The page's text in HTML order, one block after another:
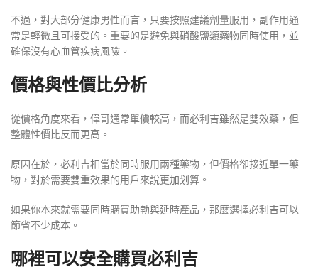
不過，對大部分健康男性而言，只要按照建議劑量服用，副作用通
常是輕微且可接受的。重要的是避免與硝酸鹽類藥物同時使用，並
確保沒有心血管疾病風險。
價格與性價比分析
從價格角度來看，偉哥通常單價較高，而必利吉雖然是雙效藥，但
整體性價比反而更高。
原因在於，必利吉相當於同時服用兩種藥物，但價格卻接近單一藥
物，對於需要雙重效果的用戶來說更加划算。
如果你本來就需要同時購買助勃與延時產品，那麼選擇必利吉可以
節省不少成本。
哪裡可以安全購買必利吉